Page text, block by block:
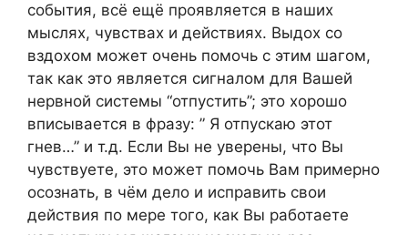
события, всё ещё проявляется в наших
мыслях, чувствах и действиях. Выдох со
вздохом может очень помочь с этим шагом,
так как это является сигналом для Вашей
нервной системы “отпустить”; это хорошо
вписывается в фразу: ” Я отпускаю этот
гнев…” и т.д. Если Вы не уверены, что Вы
чувствуете, это может помочь Вам примерно
осознать, в чём дело и исправить свои
действия по мере того, как Вы работаете